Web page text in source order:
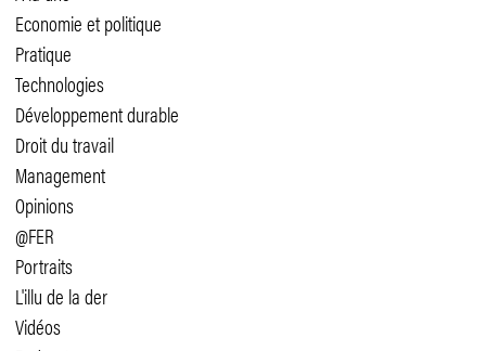
Economie et politique
Pratique
Technologies
Développement durable
Droit du travail
Management
Opinions
@FER
Portraits
L'illu de la der
Vidéos